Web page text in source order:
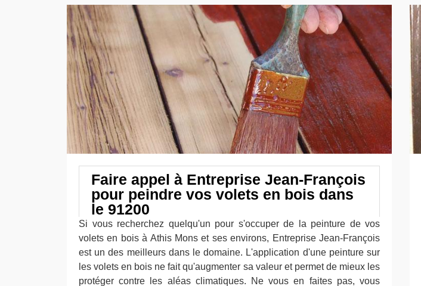
Faire appel à Entreprise Jean-François
pour peindre vos volets en bois dans
le 91200
Si vous recherchez quelqu'un pour s'occuper de la peinture de vos
volets en bois à Athis Mons et ses environs, Entreprise Jean-François
est un des meilleurs dans le domaine. L'application d'une peinture sur
les volets en bois ne fait qu'augmenter sa valeur et permet de mieux les
protéger contre les aléas climatiques. Ne vous en faites pas, vous